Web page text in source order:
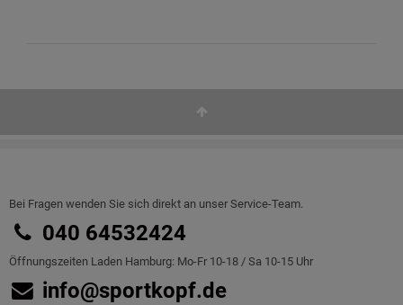
Bei Fragen wenden Sie sich direkt an unser Service-Team.
040 64532424
Öffnungszeiten Laden Hamburg: Mo-Fr 10-18 / Sa 10-15 Uhr
info@sportkopf.de